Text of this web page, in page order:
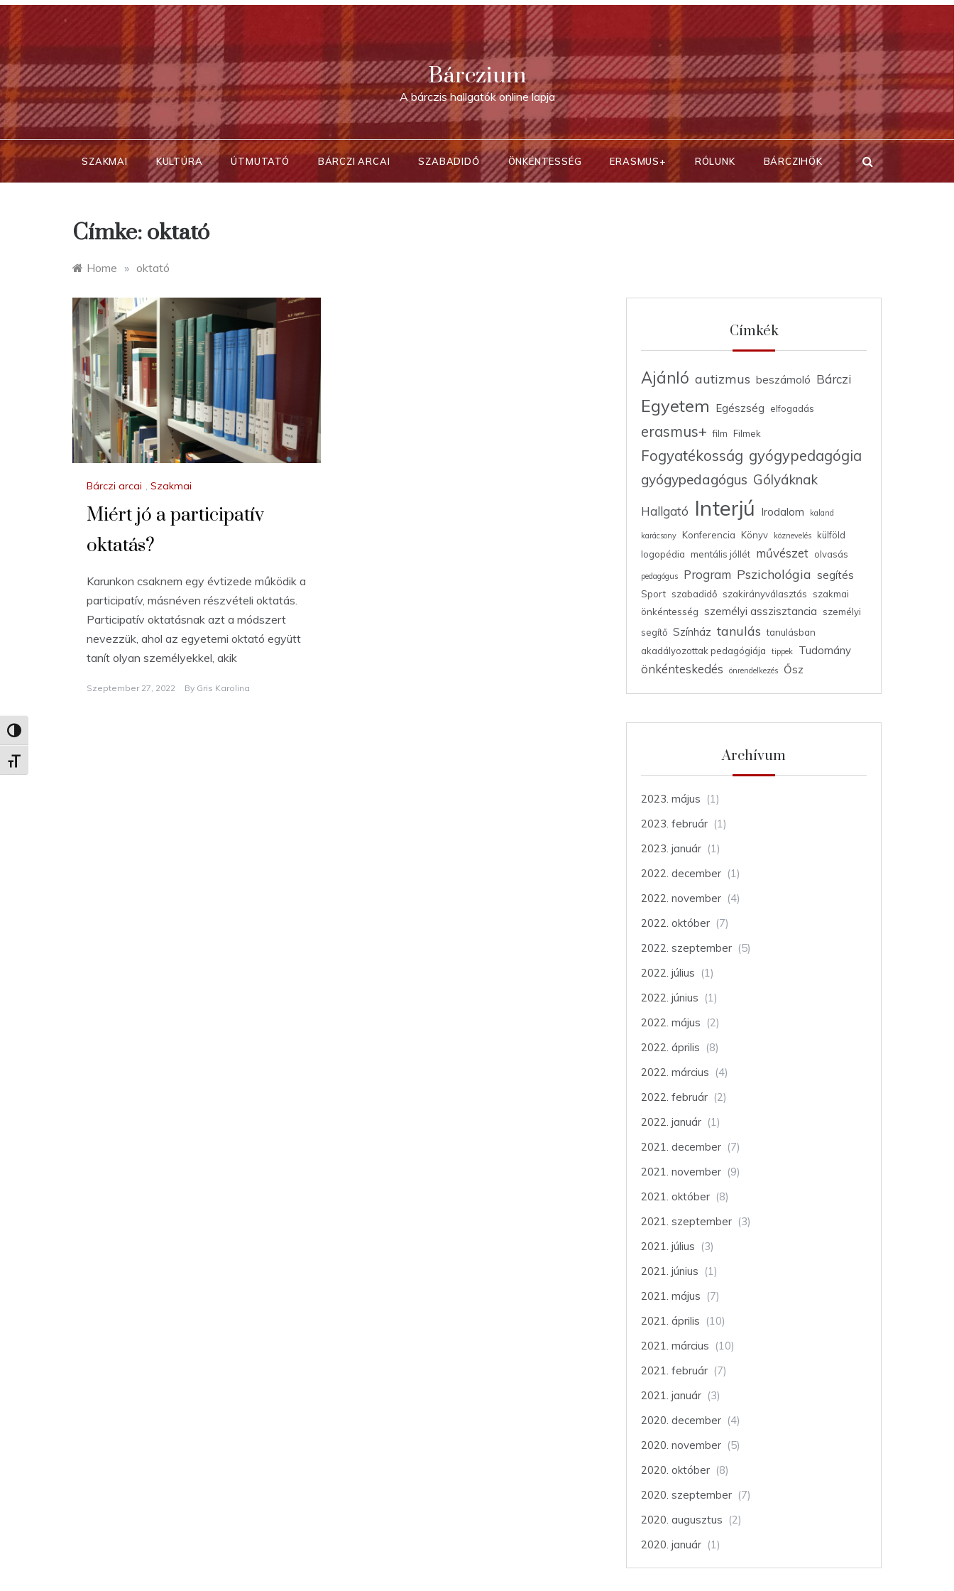
Nagy kontraszt váltása
Betűméret váltása
Skip
content
Bárczium
A bárczis hallgatók online lapja
SZAKMAI KULTÚRA ÚTMUTATÓ BÁRCZI ARCAI SZABADIDŐ ÖNKÉNTESSÉG ERASMUS+ RÓLUNK BÁRCZIHÖK
Címke: oktató
Home » oktató
Bárczi arcai , Szakmai
Miért jó a participatív
oktatás?
Karunkon csaknem egy évtizede működik a
participatív, másnéven részvételi oktatás.
Participatív oktatásnak azt a módszert
nevezzük, ahol az egyetemi oktató együtt
tanít olyan személyekkel, akik
Szeptember 27, 2022 By Gris Karolina
Címkék
Ajánló autizmus beszámoló Bárczi
Egyetem Egészség elfogadás
erasmus+ film Filmek
Fogyatékosság gyógypedagógia
gyógypedagógus Gólyáknak
Hallgató Interjú Irodalom kaland
karácsony Konferencia Könyv köznevelés
külföld
logopédia mentális jóllét művészet olvasás
pedagógus Program Pszichológia segítés
Sport szabadidő szakirányválasztás
szakmai
önkéntesség személyi asszisztancia
személyi
segítő Színház tanulás tanulásban
akadályozottak pedagógiája
tippek Tudomány
önkénteskedés önrendelkezés Ősz
Archívum
2023. május (1)
2023. február (1)
2023. január (1)
2022. december (1)
2022. november (4)
2022. október (7)
2022. szeptember (5)
2022. július (1)
2022. június (1)
2022. május (2)
2022. április (8)
2022. március (4)
2022. február (2)
2022. január (1)
2021. december (7)
2021. november (9)
2021. október (8)
2021. szeptember (3)
2021. július (3)
2021. június (1)
2021. május (7)
2021. április (10)
2021. március (10)
2021. február (7)
2021. január (3)
2020. december (4)
2020. november (5)
2020. október (8)
2020. szeptember (7)
2020. augusztus (2)
2020. január (1)